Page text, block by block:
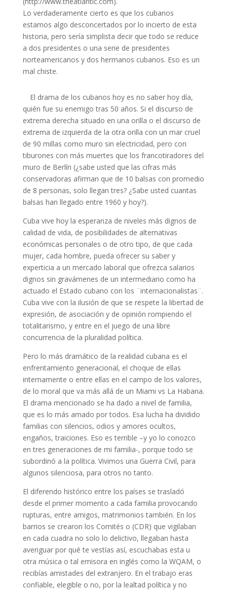
Lo verdaderamente cierto es que los cubanos
estamos algo desconcertados por lo incierto de esta
historia, pero sería simplista decir que todo se reduce
a dos presidentes o una serie de presidentes
norteamericanos y dos hermanos cubanos. Eso es un
mal chiste.
El drama de los cubanos hoy es no saber hoy día,
quién fue su enemigo tras 50 años. Si el discurso de
extrema derecha situado en una orilla o el discurso de
extrema de izquierda de la otra orilla con un mar cruel
de 90 millas como muro sin electricidad, pero con
tiburones con más muertes que los francotiradores del
muro de Berlín (¿sabe usted que las cifras más
conservadoras afirman que de 10 balsas con promedio
de 8 personas, solo llegan tres? ¿Sabe usted cuantas
balsas han llegado entre 1960 y hoy?).
Cuba vive hoy la esperanza de niveles más dignos de
calidad de vida, de posibilidades de alternativas
económicas personales o de otro tipo, de que cada
mujer, cada hombre, pueda ofrecer su saber y
experticia a un mercado laboral que ofrezca salarios
dignos sin gravámenes de un intermediario como ha
actuado el Estado cubano con los ¨internacionalistas¨.
Cuba vive con la ilusión de que se respete la libertad de
expresión, de asociación y de opinión rompiendo el
totalitarismo, y entre en el juego de una libre
concurrencia de la pluralidad política.
Pero lo más dramático de la realidad cubana es el
enfrentamiento generacional, el choque de ellas
internamente o entre ellas en el campo de los valores,
de lo moral que va más allá de un Miami vs La Habana.
El drama mencionado se ha dado a nivel de familia,
que es lo más amado por todos. Esa lucha ha dividido
familias con silencios, odios y amores ocultos,
engaños, traiciones. Eso es terrible –y yo lo conozco
en tres generaciones de mi familia-, porque todo se
subordinó a la política. Vivimos una Guerra Civil, para
algunos silenciosa, para otros no tanto.
El diferendo histórico entre los países se trasladó
desde el primer momento a cada familia provocando
rupturas, entre amigos, matrimonios también. En los
barrios se crearon los Comités o (CDR) que vigilaban
en cada cuadra no solo lo delictivo, llegaban hasta
averiguar por qué te vestías así, escuchabas esta u
otra música o tal emisora en inglés como la WQAM, o
recibías amistades del extranjero. En el trabajo eras
confiable, elegible o no, por la lealtad política y no